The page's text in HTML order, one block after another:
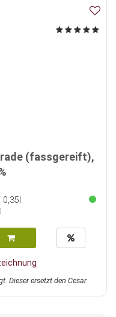
(fassgereift),
Dieser ersetzt den Cesar